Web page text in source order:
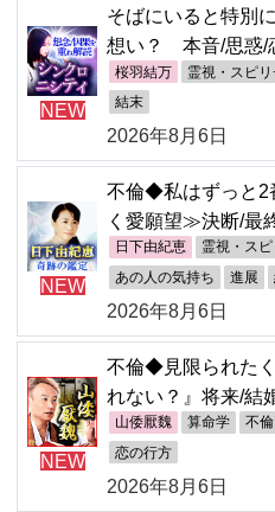
NEW
そばにいると特別
想い？ 本音/思惑/
桜羽結万 霊視・スピ
結末
2026年8月6日
NEW
不倫◆私はずっと2
く愛願望≫決断/最
日下由紀恵 霊視・ス
あの人の気持ち 進展
2026年8月6日
NEW
不倫◆見限られた
れない？』将来/結
山倭厭魏 算命学 不倫
恋の行方
2026年8月6日